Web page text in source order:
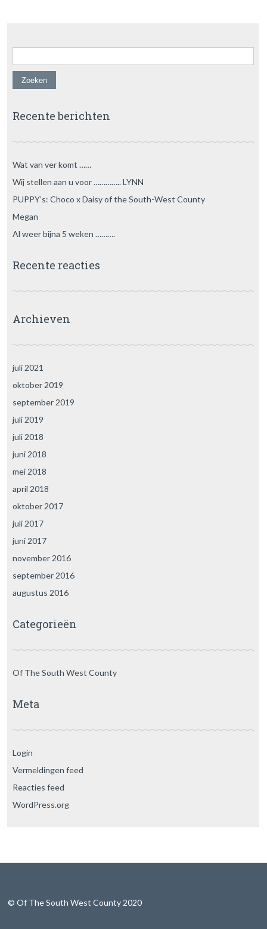
Zoeken naar:
Recente berichten
Wat van ver komt ……
Wij stellen aan u voor ………….. LYNN
PUPPY’s: Choco x Daisy of the South-West County
Megan
Al weer bijna 5 weken ……….
Recente reacties
Archieven
juli 2021
oktober 2019
september 2019
juli 2019
juli 2018
juni 2018
mei 2018
april 2018
oktober 2017
juli 2017
juni 2017
november 2016
september 2016
augustus 2016
Categorieën
Of The South West County
Meta
Login
Vermeldingen feed
Reacties feed
WordPress.org
© Of The South West County 2020